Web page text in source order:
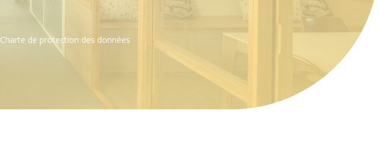
Charte de protection des données